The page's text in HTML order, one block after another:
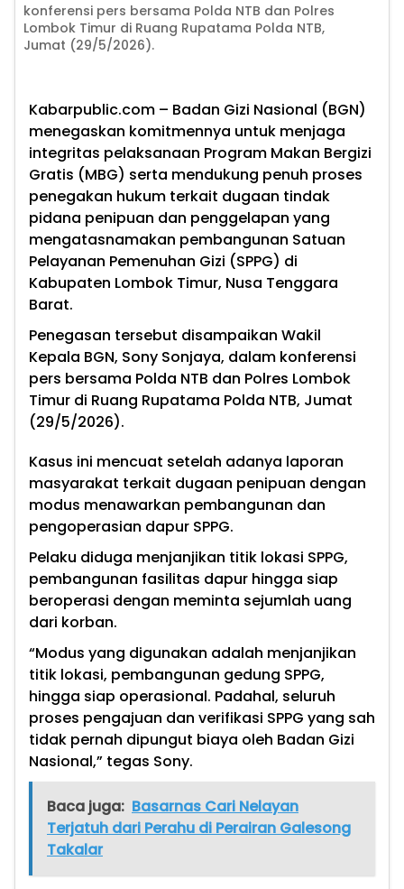
konferensi pers bersama Polda NTB dan Polres
Lombok Timur di Ruang Rupatama Polda NTB,
Jumat (29/5/2026).
Kabarpublic.com – Badan Gizi Nasional (BGN)
menegaskan komitmennya untuk menjaga
integritas pelaksanaan Program Makan Bergizi
Gratis (MBG) serta mendukung penuh proses
penegakan hukum terkait dugaan tindak
pidana penipuan dan penggelapan yang
mengatasnamakan pembangunan Satuan
Pelayanan Pemenuhan Gizi (SPPG) di
Kabupaten Lombok Timur, Nusa Tenggara
Barat.
Penegasan tersebut disampaikan Wakil
Kepala BGN, Sony Sonjaya, dalam konferensi
pers bersama Polda NTB dan Polres Lombok
Timur di Ruang Rupatama Polda NTB, Jumat
(29/5/2026).
Kasus ini mencuat setelah adanya laporan
masyarakat terkait dugaan penipuan dengan
modus menawarkan pembangunan dan
pengoperasian dapur SPPG.
Pelaku diduga menjanjikan titik lokasi SPPG,
pembangunan fasilitas dapur hingga siap
beroperasi dengan meminta sejumlah uang
dari korban.
“Modus yang digunakan adalah menjanjikan
titik lokasi, pembangunan gedung SPPG,
hingga siap operasional. Padahal, seluruh
proses pengajuan dan verifikasi SPPG yang sah
tidak pernah dipungut biaya oleh Badan Gizi
Nasional,” tegas Sony.
Baca juga: Basarnas Cari Nelayan
Terjatuh dari Perahu di Perairan Galesong
Takalar